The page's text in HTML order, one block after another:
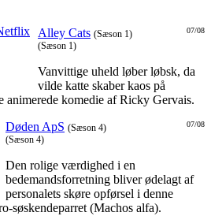
07/08
Alley Cats (Sæson 1)
(Sæson 1)
Vanvittige uheld løber løbsk, da
vilde katte skaber kaos på
animerede komedie af Ricky Gervais.
07/08
Døden ApS (Sæson 4)
(Sæson 4)
Den rolige værdighed i en
bedemandsforretning bliver ødelagt af
personalets skøre opførsel i denne
søskendeparret (Machos alfa).